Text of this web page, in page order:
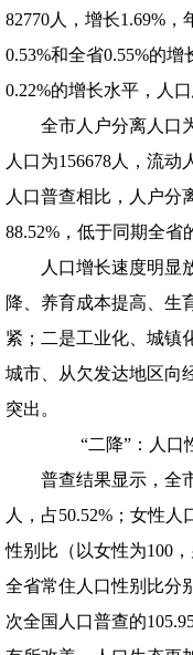
82770人，增长1.69%
0.53%和全省0.55%的
0.22%的增长水平，人
全市人户分离人口
人口为156678人，流动
人口普查相比，人户分
88.52%，低于同期全省
人口增长速度明显
降、养育成本提高、生
紧；二是工业化、城镇
城市、从欠发达地区向
突出。
“二降”：人口
普查结果显示，全
人，占50.52%；女性人
性别比（以女性为100
全省常住人口性别比分
次全国人口普查的